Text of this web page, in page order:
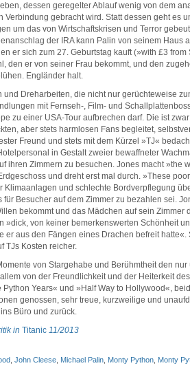
dessen geregelter Ablauf wenig von dem
Verbindung gebracht wird. Statt dessen geht es
um das von Wirtschaftskrisen und Terror
der IRA kann Palin von seinem Haus
er sich zum 27. Geburtstag kauft (»with £3
den er von seiner Frau bekommt, und den
Engländer halt.
Dreharbeiten, die nicht nur gerüchteweise
mit Fernseh-, Film- und
zu einer USA-Tour aufbrechen darf. Die ist
aber stets harmlosen Fans begleitet,
Freund und stets mit dem Kürzel »TJ«
in Gestalt zweier bewaffneter
ihren Zimmern zu besuchen. Jones macht »the
und dreht erst mal durch. »These
Klimaanlagen und schlechte Bordverpflegung
für Besucher auf dem Zimmer zu bezahlen sei.
bekommt und das Mädchen auf sein
»dick, von keiner bemerkenswerten Schönheit
er aus den Fängen eines Drachen befreit hatte«.
TJs Kosten reicher.
von Stargehabe und Berühmtheit den nur
von der Freundlichkeit und der Heiterkeit
Years« und »Half Way to Hollywood«,
genossen, sehr treue, kurzweilige und
Büro und zurück.
in Titanic 11/2013
John Cleese Michael Palin Monty Python Monty